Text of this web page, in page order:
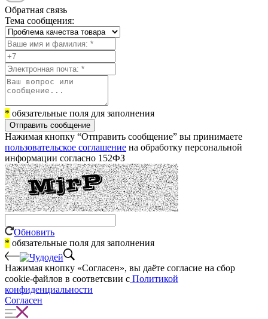
Обратная связь
Тема сообщения:
* обязательные поля для заполнения
Отправить сообщение
Нажимая кнопку “Отправить сообщение” вы принимаете
пользовательское соглашение на обработку персональной
информации согласно 152ФЗ
Обновить
* обязательные поля для заполнения
Нажимая кнопку «Согласен», вы даёте cогласие на сбор
cookie-файлов в соответсвии с Политикой
конфиденциальности
Согласен